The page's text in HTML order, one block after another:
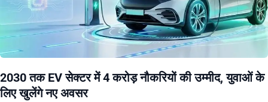
2030 तक EV सेक्टर में 4 करोड़ नौकरियों की उम्मीद, युवाओं के
लिए खुलेंगे नए अवसर